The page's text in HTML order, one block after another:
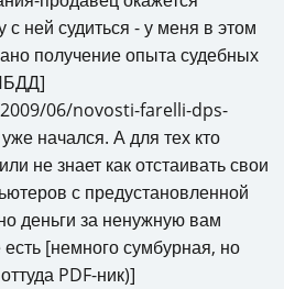
с ней судиться - у меня в этом
получение опыта судебных
06/novosti-farelli-dps-
начался. А для тех кто
не знает как отстаивать свои
с предустановленной
деньги за ненужную вам
[немного сумбурная, но
PDF-ник)]